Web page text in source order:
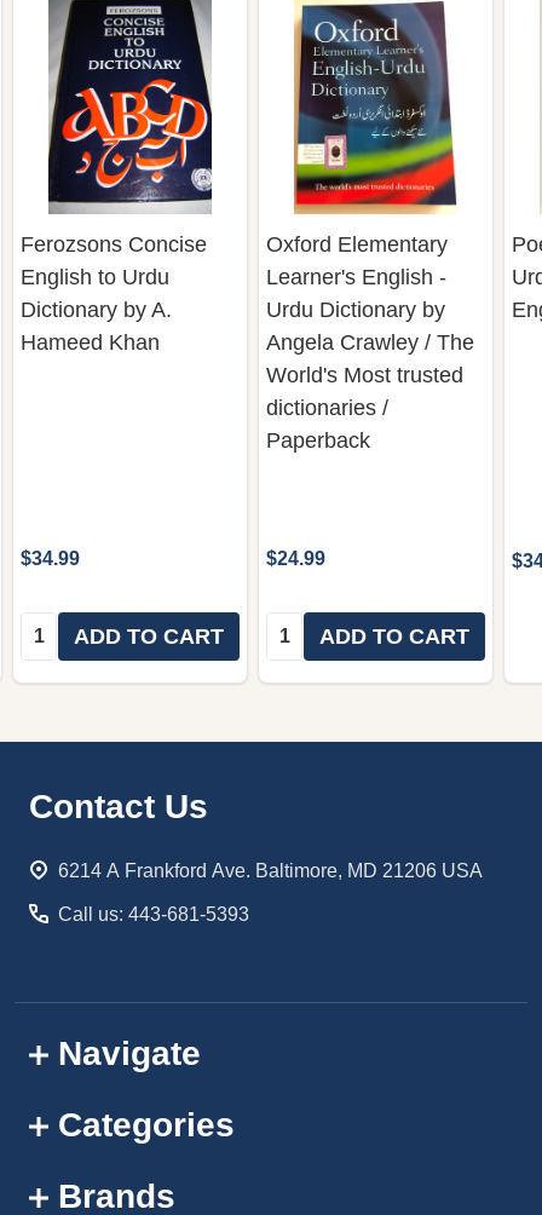
Ferozsons Concise
English to Urdu
Dictionary by A.
Hameed Khan
$34.99
Quantity:ADD TO CART
Oxford Elementary
Learner's English -
Urdu Dictionary by
Angela Crawley / The
World's Most trusted
dictionaries /
Paperback
$24.99
Quantity:ADD TO CART
Footer
Contact Us
6214 A Frankford Ave. Baltimore, MD 21206 USA
Call us: 443-681-5393
Navigate
Categories
Brands